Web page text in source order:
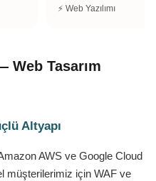
⚡ Web Yazılımı
Web Tasarım
Altyapı
AWS ve Google Cloud
müşterilerimiz için WAF ve